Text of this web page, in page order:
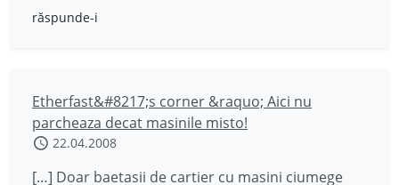
răspunde-i
Etherfast&#8217;s corner &raquo; Aici nu
parcheaza decat masinile misto!
22.04.2008
[…] Doar baetasii de cartier cu masini ciumege